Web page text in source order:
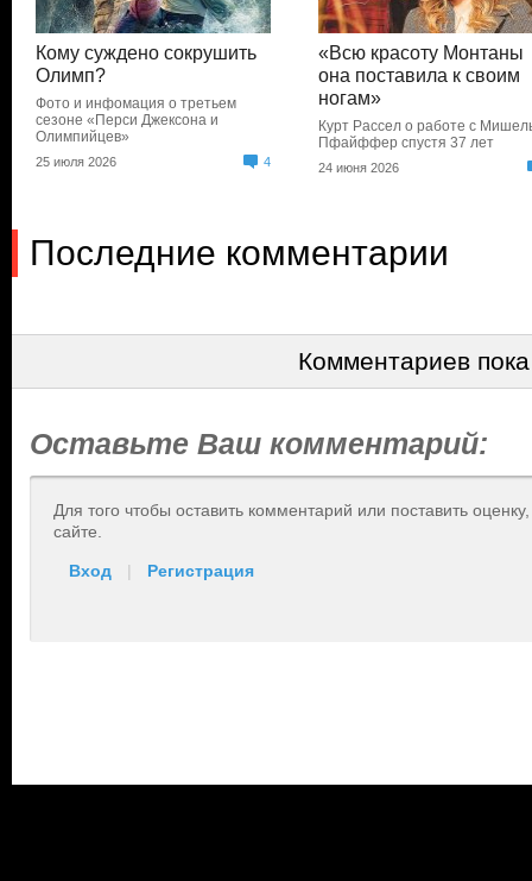
Кому суждено сокрушить
Олимп?
Фото и инфомация о третьем
сезоне «Перси Джексона и
Олимпийцев»
25 июля 2026 4
«Всю красоту Монтаны
она поставила к своим
ногам»
Курт Рассел о работе с
Пфайффер спустя 37 лет
24 июня 2026
Последние комментарии
Комментариев
Оставьте Ваш комментарий:
Для того чтобы оставить комментарий или поставить
сайте.
Вход | Регистрация